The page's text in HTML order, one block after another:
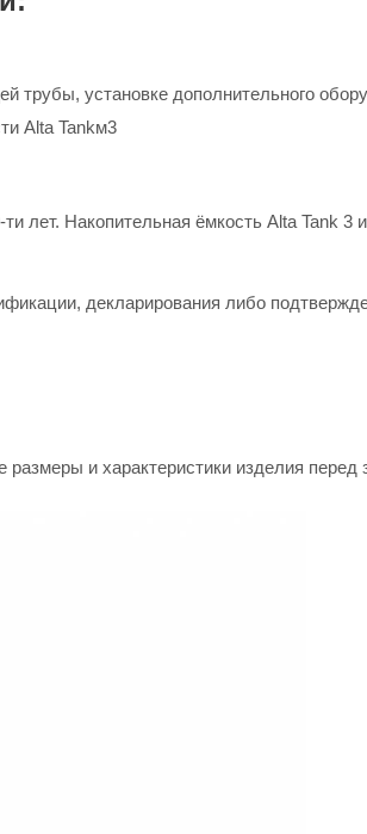
трубы, установке дополнительного
Alta Tankм3
лет. Накопительная ёмкость Alta Tank 3
декларирования либо
и характеристики изделия